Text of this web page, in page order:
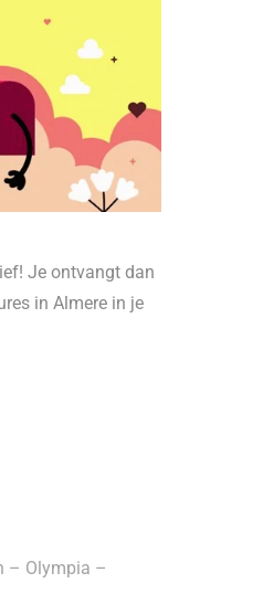
Je ontvangt dan
in Almere in je
– Olympia –